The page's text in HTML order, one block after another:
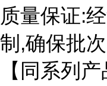
质量保证:
制,确保批
【同系列